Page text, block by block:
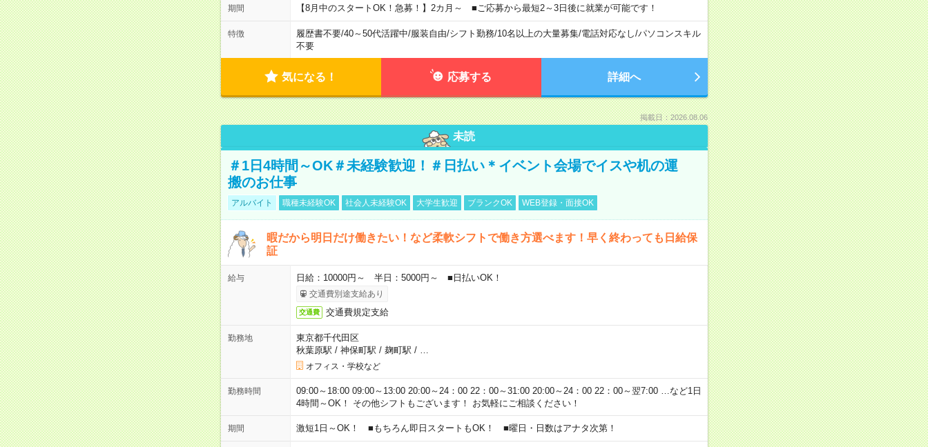
期間 【8月中のスタートOK！急募！】2カ月～ ■ご応募から最短2～3日後に就業が可能です！
特徴 履歴書不要/40～50代活躍中/服装自由/シフト勤務/10名以上の大量募集/電話対応なし/パソコンスキル
不要
気になる！ 応募する 詳細へ
掲載日：2026.08.06
未読
＃1日4時間～OK＃未経験歓迎！＃日払い＊イベント会場でイスや机の運
搬のお仕事
アルバイト 職種未経験OK 社会人未経験OK 大学生歓迎 ブランクOK WEB登録・面接OK
暇だから明日だけ働きたい！など柔軟シフトで働き方選べます！早く終わっても日給保
証
給与 日給：10000円～ 半日：5000円～ ■日払いOK！
交通費別途支給あり
交通費 交通費規定支給
勤務地
東京都千代田区
秋葉原駅 / 神保町駅 / 麹町駅 /
オフィス・学校など
勤務時間
09:00～18:00 09:00～13:00 20:00～24：00 22：00～31:00 20:00～24：00 22：00～翌7:00 …など1日
4時間～OK！ その他シフトもございます！ お気軽にご相談ください！
期間 激短1日～OK！ ■もちろん即日スタートもOK！ ■曜日・日数はアナタ次第！